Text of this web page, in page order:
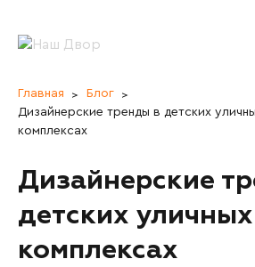
Главная
Блог
Дизайнерские тренды в детских
комплексах
Дизайнерские
детских
комплексах